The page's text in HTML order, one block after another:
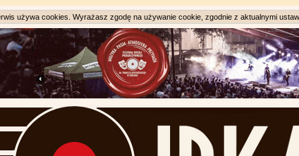
używa cookies. Wyrażasz zgodę na używanie cookie, zgodnie z aktualnymi